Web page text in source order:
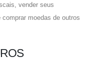
vender seus
moedas de outros